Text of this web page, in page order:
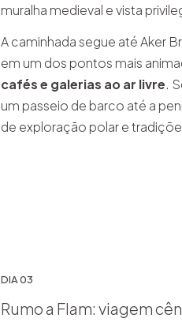
muralha medieval e vista
A caminhada segue até Aker
em um dos pontos mais
cafés e galerias ao ar livre.
um passeio de barco até a
de exploração polar e
DIA 03
Rumo a Flam: viagem